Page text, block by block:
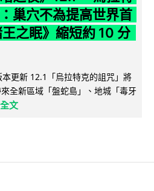
巢穴不為提高世界首
之眠》縮短約 10 分
本更新 12.1「烏拉特克的詛咒」將
全新區域「盤蛇島」、地城「毒牙
文